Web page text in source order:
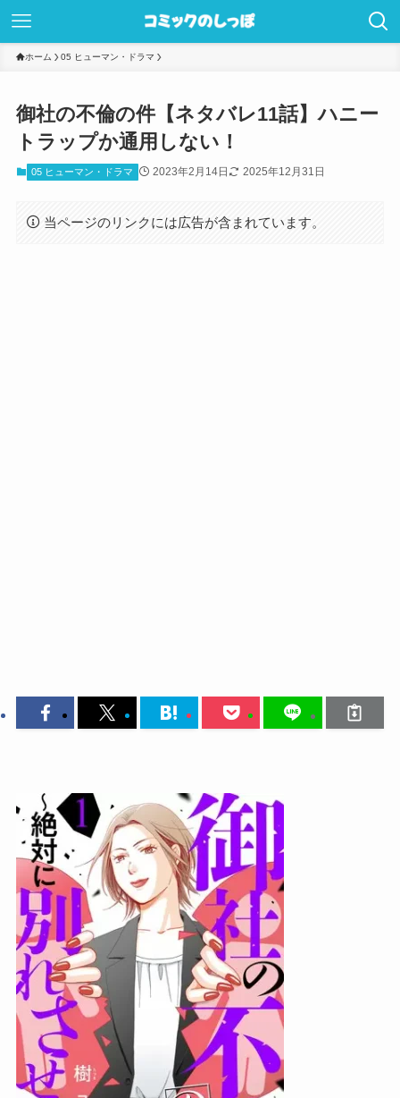
ホーム 05 ヒューマン・ドラマ
御社の不倫の件【ネタバレ11話】ハニー
トラップか通用しない！
05 ヒューマン・ドラマ 2023年2月14日 2025年12月31日
当ページのリンクには広告が含まれています。